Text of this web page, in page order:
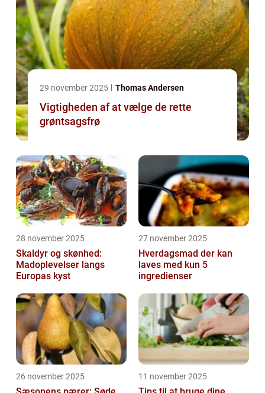
29 november 2025 Thomas Andersen
Vigtigheden af at vælge de rette
grøntsagsfrø
28 november 2025
Skaldyr og skønhed:
Madoplevelser langs
Europas kyst
27 november 2025
Hverdagsmad der kan
laves med kun 5
ingredienser
26 november 2025 11 november 2025